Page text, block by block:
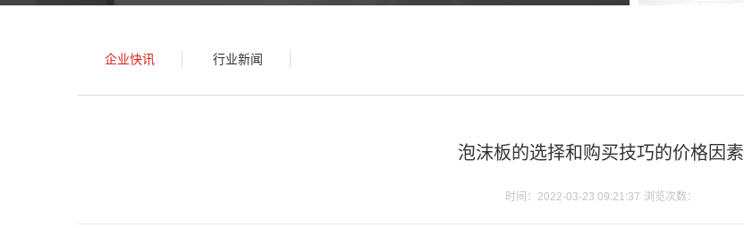
企业快讯 行业新闻
泡沫板的选择和购买技巧的价格因素
时间：2022-03-23 09:21:37 浏览次数：